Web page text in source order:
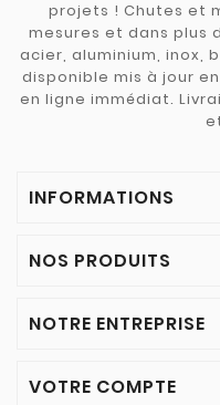
projets ! Chutes et
mesures et dans plus
acier, aluminium, inox,
disponible mis à jour
en ligne immédiat.
INFORMATIONS
NOS PRODUITS
NOTRE ENTREPRISE
VOTRE COMPTE